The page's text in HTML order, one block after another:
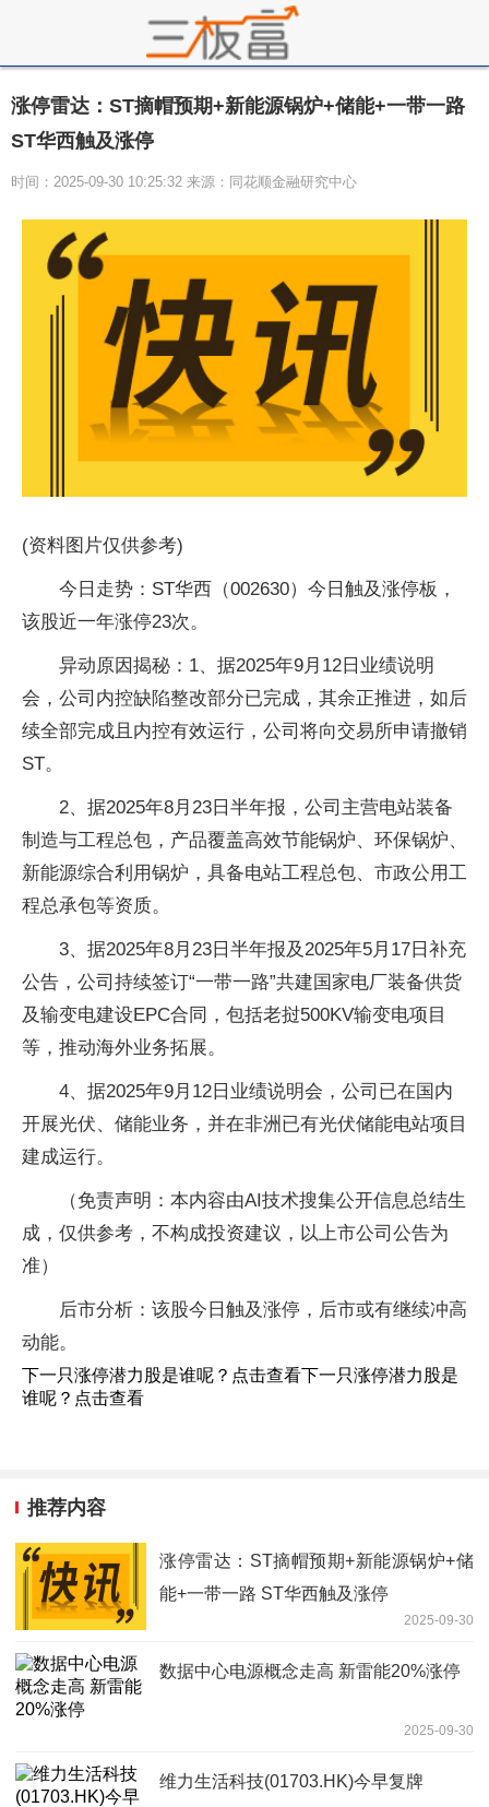
涨停雷达：ST摘帽预期+新能源锅炉+储能+一带一路
ST华西触及涨停
时间：2025-09-30 10:25:32 来源：同花顺金融研究中心
(资料图片仅供参考)
今日走势：ST华西（002630）今日触及涨停板，
该股近一年涨停23次。
异动原因揭秘：1、据2025年9月12日业绩说明
会，公司内控缺陷整改部分已完成，其余正推进，如后
续全部完成且内控有效运行，公司将向交易所申请撤销
ST。
2、据2025年8月23日半年报，公司主营电站装备
制造与工程总包，产品覆盖高效节能锅炉、环保锅炉、
新能源综合利用锅炉，具备电站工程总包、市政公用工
程总承包等资质。
3、据2025年8月23日半年报及2025年5月17日补充
公告，公司持续签订“一带一路”共建国家电厂装备供货
及输变电建设EPC合同，包括老挝500KV输变电项目
等，推动海外业务拓展。
4、据2025年9月12日业绩说明会，公司已在国内
开展光伏、储能业务，并在非洲已有光伏储能电站项目
建成运行。
（免责声明：本内容由AI技术搜集公开信息总结生
成，仅供参考，不构成投资建议，以上市公司公告为
准）
后市分析：该股今日触及涨停，后市或有继续冲高
动能。
下一只涨停潜力股是谁呢？点击查看下一只涨停潜力股是
谁呢？点击查看
推荐内容
涨停雷达：ST摘帽预期+新能源锅炉+储
能+一带一路 ST华西触及涨停
2025-09-30
数据中心电源概念走高 新雷能20%涨停
2025-09-30
维力生活科技(01703.HK)今早复牌